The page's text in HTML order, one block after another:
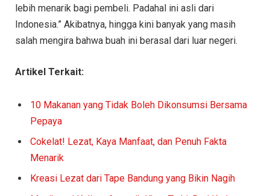
lebih menarik bagi pembeli. Padahal ini asli dari
Indonesia.” Akibatnya, hingga kini banyak yang masih
salah mengira bahwa buah ini berasal dari luar negeri.
Artikel Terkait:
10 Makanan yang Tidak Boleh Dikonsumsi Bersama
Pepaya
Cokelat! Lezat, Kaya Manfaat, dan Penuh Fakta
Menarik
Kreasi Lezat dari Tape Bandung yang Bikin Nagih